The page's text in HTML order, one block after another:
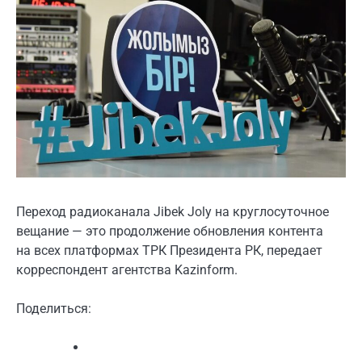
Переход радиоканала Jibek Joly на круглосуточное
вещание — это продолжение обновления контента
на всех платформах ТРК Президента РК, передает
корреспондент агентства Kazinform.
Поделиться: